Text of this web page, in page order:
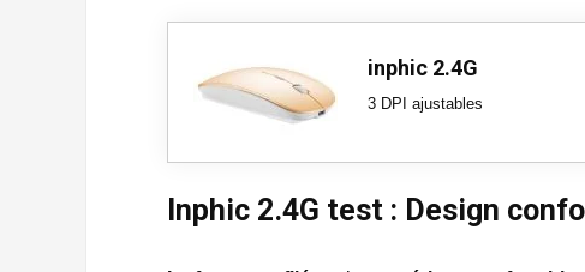
inphic 2.4G
3 DPI ajustables
Inphic 2.4G test : Design